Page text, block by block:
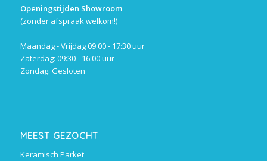
Openingstijden Showroom
(zonder afspraak welkom!)
Maandag - Vrijdag 09:00 - 17:30 uur
Zaterdag: 09:30 - 16:00 uur
Zondag: Gesloten
MEEST GEZOCHT
Keramisch Parket